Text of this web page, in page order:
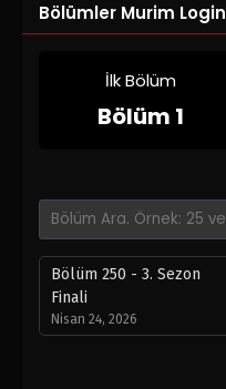
Bölümler Murim Login
İlk Bölüm
Bölüm 1
Bölüm 250 - 3. Sezon
Finali
Nisan 24, 2026